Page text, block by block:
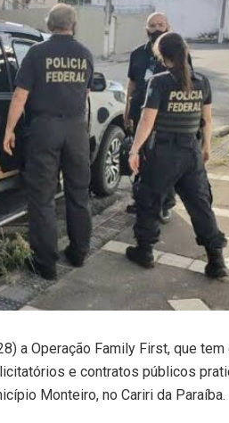
a Operação Family First, que tem
e contratos públicos
Monteiro, no Cariri da Paraíba.